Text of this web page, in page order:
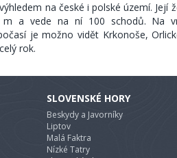
na české i polské území. Její
a vede na ní 100 schodů. Na
je možno vidět Krkonoše,
rok.
SLOVENSKÉ HORY
Beskydy a Javorníky
Liptov
Malá Faktra
Nízké Tatry